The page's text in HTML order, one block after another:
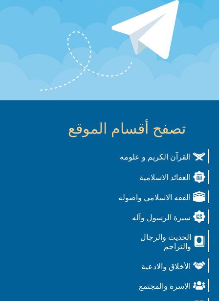
تصفح أقسام الموقع
القرآن الكريم و علومه
العقائد الاسلامية
الفقه الاسلامي واصوله
سيرة الرسول وآله
الحديث والرجال
والتراجم
الأخلاق والادعية
الاسرة والمجتمع